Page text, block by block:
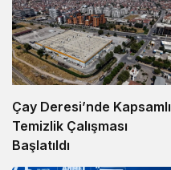
Çay Deresi’nde Kapsamlı
Temizlik Çalışması
Başlatıldı